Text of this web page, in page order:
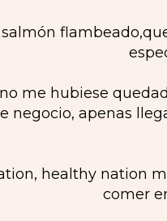
me hubiese
negocio, apenas